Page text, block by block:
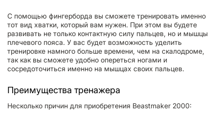
С помощью фингерборда вы сможете тренировать именно
тот вид хватки, который вам нужен. При этом вы будете
развивать не только контактную силу пальцев, но и мышцы
плечевого пояса. У вас будет возможность уделить
тренировке намного больше времени, чем на скалодроме,
так как вы сможете удобно опереться ногами и
сосредоточиться именно на мышцах своих пальцев.
Преимущества тренажера
Несколько причин для приобретения Beastmaker 2000: